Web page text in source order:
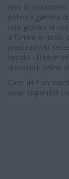
anni di
potente gamma
rete globale di
a fornire ai nostri
prestazionali
secolo. Ulteriori
disponibili online
Case IH è un
sono disponibili